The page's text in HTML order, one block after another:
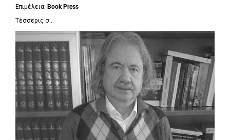
Επιμέλεια: Book Press
Τέσσερις σ...